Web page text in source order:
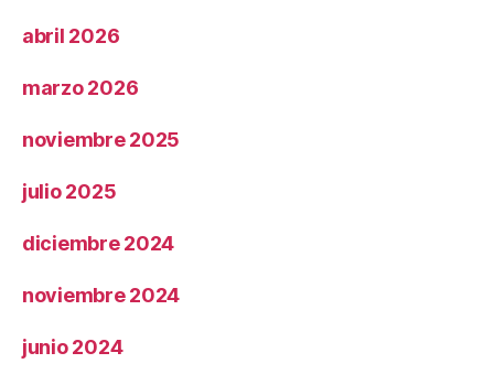
abril 2026
marzo 2026
noviembre 2025
julio 2025
diciembre 2024
noviembre 2024
junio 2024